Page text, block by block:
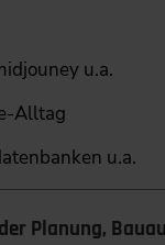
u.a.
Alltag
u.a.
Planung,